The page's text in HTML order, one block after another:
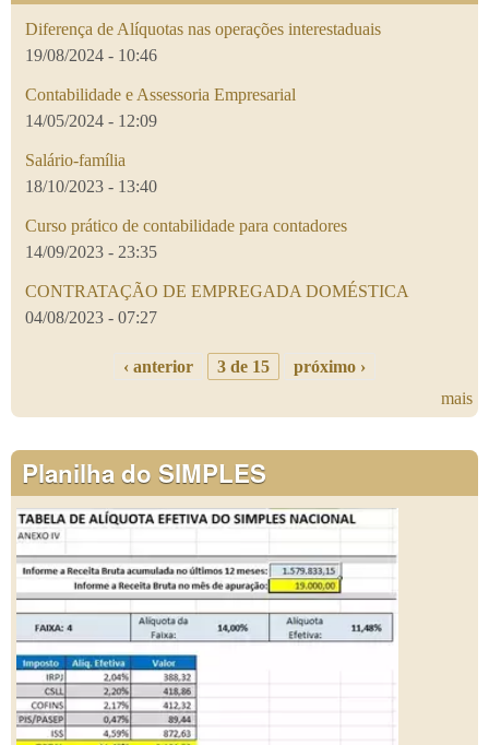
Diferença de Alíquotas nas operações interestaduais
19/08/2024 - 10:46
Contabilidade e Assessoria Empresarial
14/05/2024 - 12:09
Salário-família
18/10/2023 - 13:40
Curso prático de contabilidade para contadores
14/09/2023 - 23:35
CONTRATAÇÃO DE EMPREGADA DOMÉSTICA
04/08/2023 - 07:27
‹ anterior 3 de 15
próximo ›
mais
Planilha do SIMPLES